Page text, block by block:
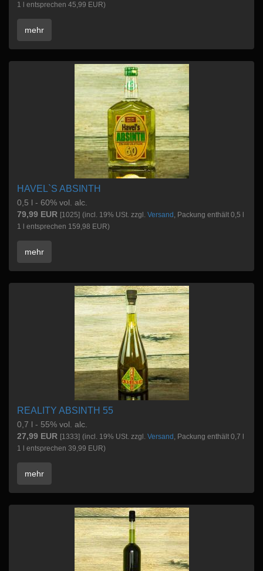
1 l entsprechen 45,99 EUR)
mehr
HAVEL`S ABSINTH
0,5 l - 60% vol. alc.
79,99 EUR [1025] (incl. 19% USt. zzgl. Versand , Packung enthält 0,5 l
1 l entsprechen 159,98 EUR)
mehr
REALITY ABSINTH 55
0,7 l - 55% vol. alc.
27,99 EUR [1333] (incl. 19% USt. zzgl. Versand , Packung enthält 0,7 l
1 l entsprechen 39,99 EUR)
mehr